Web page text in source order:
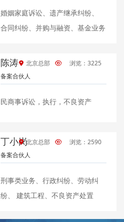
婚姻家庭诉讼、遗产继承纠纷、
合同纠纷、并购与融资、基金业务
陈涛
备案合伙人
北京总部 浏览：3225
民商事诉讼，执行，不良资产
丁小岗
备案合伙人
北京总部 浏览：2590
刑事类业务、行政纠纷、劳动纠
纷、 建筑工程、不良资产处置